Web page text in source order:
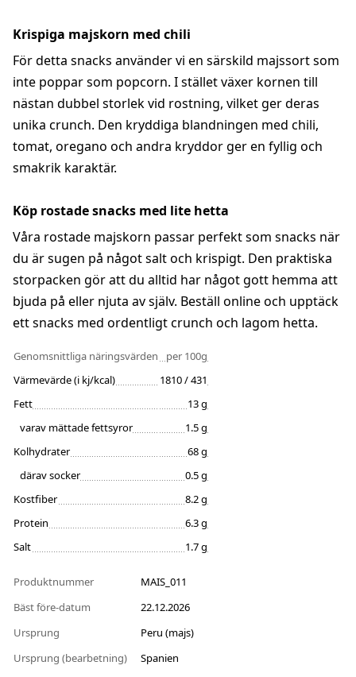
Krispiga majskorn med chili
För detta snacks använder vi en särskild majssort som
inte poppar som popcorn. I stället växer kornen till
nästan dubbel storlek vid rostning, vilket ger deras
unika crunch. Den kryddiga blandningen med chili,
tomat, oregano och andra kryddor ger en fyllig och
smakrik karaktär.
Köp rostade snacks med lite hetta
Våra rostade majskorn passar perfekt som snacks när
du är sugen på något salt och krispigt. Den praktiska
storpacken gör att du alltid har något gott hemma att
bjuda på eller njuta av själv. Beställ online och upptäck
ett snacks med ordentligt crunch och lagom hetta.
Genomsnittliga näringsvärden
per 100g
Värmevärde (i kj/kcal)
1810 / 431
Fett
13 g
varav mättade fettsyror
1.5 g
Kolhydrater
68 g
därav socker
0.5 g
Kostfiber
8.2 g
Protein
6.3 g
Salt
1.7 g
Produktnummer
MAIS_011
Bäst före-datum
22.12.2026
Ursprung
Peru (majs)
Ursprung (bearbetning)
Spanien